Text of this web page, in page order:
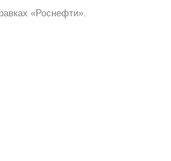
«Роснефти».